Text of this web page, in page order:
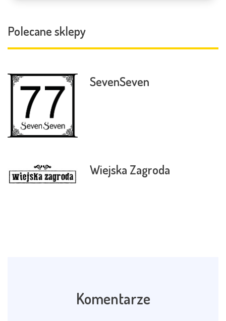
Polecane sklepy
SevenSeven
Wiejska Zagroda
Komentarze